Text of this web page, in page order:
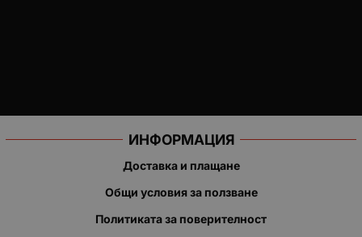
ИНФОРМАЦИЯ
Доставка и плащане
Общи условия за ползване
Политиката за поверителност